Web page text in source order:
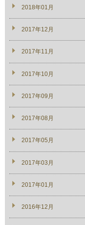
2018年01月
2017年12月
2017年11月
2017年10月
2017年09月
2017年08月
2017年05月
2017年03月
2017年01月
2016年12月